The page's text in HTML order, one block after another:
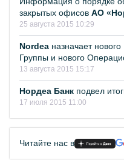
закрытых офисов АО
25 августа 2015 10:29
Nordea назначает
Группы и нового
13 августа 2015 15:17
Нордеа Банк подвел
17 июля 2015 11:00
Читайте нас в